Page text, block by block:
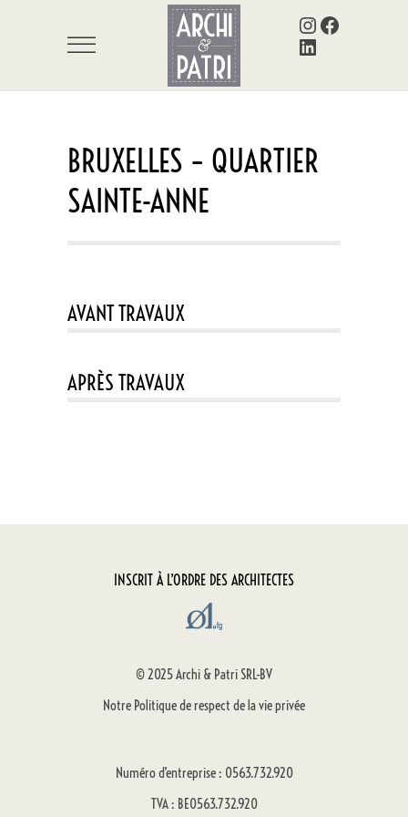
Instagram Facebook
LinkedIn
BRUXELLES – QUARTIER
SAINTE-ANNE
AVANT TRAVAUX
APRÈS TRAVAUX
INSCRIT À L’ORDRE DES ARCHITECTES
© 2025 Archi & Patri SRL-BV
Notre Politique de respect de la vie privée
Numéro d’entreprise : 0563.732.920
TVA : BE0563.732.920